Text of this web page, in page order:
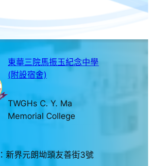
東華三院馬振玉紀念中學
(附設宿舍)
TWGHs C. Y. Ma
Memorial College
新界元朗坳頭友善街3號